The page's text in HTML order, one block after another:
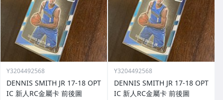
Y3204492568
DENNIS SMITH JR 17-18 OPT
IC 新人RC金屬卡 前後圖
Y3204492568
DENNIS SMITH JR 17-18 OPT
IC 新人RC金屬卡 前後圖